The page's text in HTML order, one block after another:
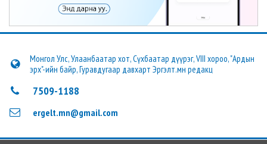
Монгол Улс, Улаанбаатар хот, Сүхбаатар дүүрэг, VIII хороо, "Ардын
эрх"-ийн байр, Гуравдугаар давхарт Эргэлт.мн редакц
7509-1188
ergelt.mn@gmail.com